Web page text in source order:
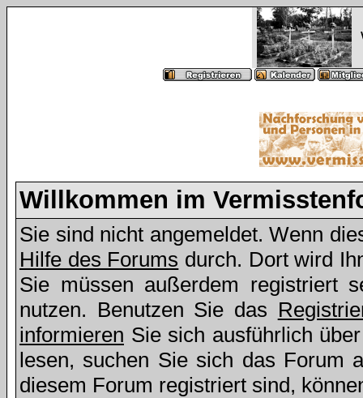
Willkommen im
Sie sind nicht angemeldet. Wenn
Hilfe des Forums durch. Dort wird
Sie müssen außerdem registriert
nutzen. Benutzen Sie das
informieren Sie sich ausführlich
lesen, suchen Sie sich das Forum
diesem Forum registriert sind,